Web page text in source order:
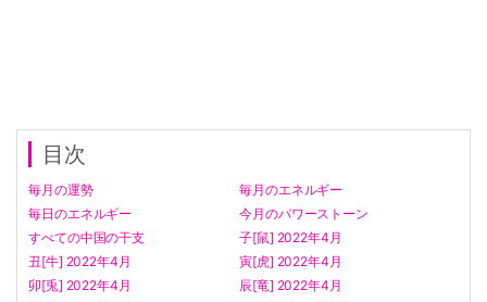
目次
毎月の運勢
毎月のエネルギー
毎日のエネルギー
今月のパワーストーン
すべての中国の干支
子[鼠] 2022年4月
丑[牛] 2022年4月
寅[虎] 2022年4月
卯[兎] 2022年4月
辰[竜] 2022年4月